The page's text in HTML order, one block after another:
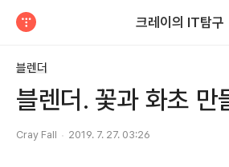
크레이의 IT탐구
블렌더
블렌더. 꽃과 화초 만
Cray Fall 2019. 7. 27. 03:26